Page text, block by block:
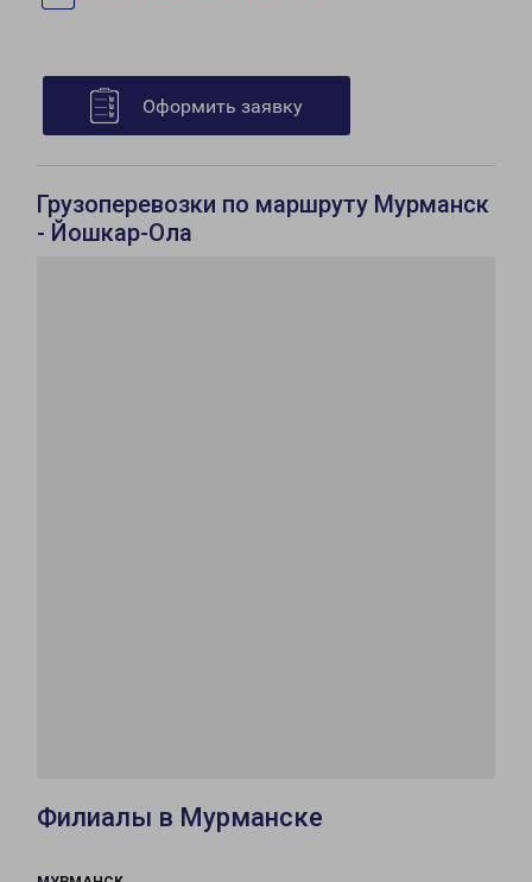
Оформить заявку
Грузоперевозки по маршруту Мурманск
- Йошкар-Ола
Филиалы в Мурманске